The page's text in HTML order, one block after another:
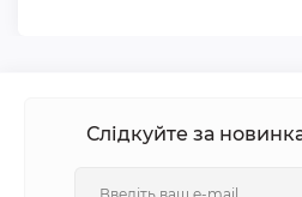
Слідкуйте за